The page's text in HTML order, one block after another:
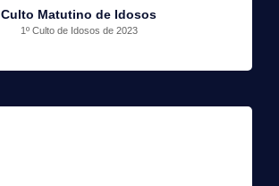
Culto Matutino de Idosos
1º Culto de Idosos de 2023